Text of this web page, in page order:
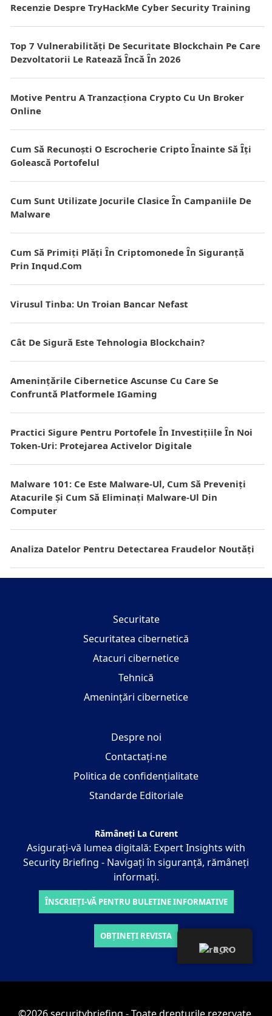
Recenzie Despre TryHackMe Cyber Security Training
Top 7 Vulnerabilități De Securitate Blockchain Pe Care
Dezvoltatorii Le Ratează Încă În 2026
Motive Pentru A Tranzacționa Crypto Cu Un Broker
Online
Cum Să Recunoști O Escrocherie Cripto Înainte Să Îți
Golească Portofelul
Cum Sunt Utilizate Jocurile Clasice În Campaniile De
Malware
Cum Să Primiți Plăți În Criptomonede În Siguranță
Prin Inqud.com
Virusul Tinba: Un Troian Bancar Nefast
Cât De Sigură Este Tehnologia Blockchain?
Amenințările Cibernetice Ascunse Cu Care Se
Confruntă Platformele IGaming
Practici Sigure Pentru Portofele În Investițiile În Noi
Token-Uri: Protejarea Activelor Digitale
Malware 101: Ce Este Malware-Ul, Cum Să Preveniți
Atacurile Și Cum Să Eliminați Malware-Ul Din
Computer
Analiza Datelor Pentru Detectarea Fraudelor Noutăți
Securitate
Securitatea cibernetică
Atacuri cibernetice
Tehnică
Amenințări cibernetice
Despre noi
Contactați-ne
Politica de confidențialitate
Standarde Editoriale
Rămâneți La Curent
Asigurați-vă lumea digitală: Expert Insights with
Security Briefing - Navigați în siguranță, rămâneți
informați.
ÎNSCRIEȚI-VĂ PENTRU BULETINE INFORMATIVE
OBȚINEȚI REVISTA
RO▾